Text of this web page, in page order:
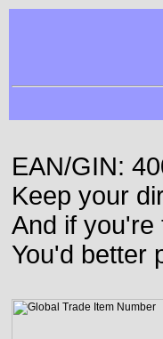
EAN/GIN:
Keep your
And if you're
You'd better